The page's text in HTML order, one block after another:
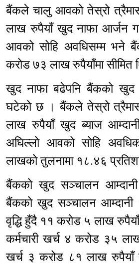
बैंकले चालु आवको तेस्रो
लाख रुपैयाँ खुद नाफा आर्जन
आवको सोहि अवधिसम्म भने
करोड ७३ लाख रुपैयाँमा सीमित
खुद नाफा बढेपनि बैंकको खुद
घटेको छ । बैंकले तेस्रो
लाख रुपैयाँ खुद ब्याज
अघिल्लो आवको सोहि
लाखको तुलनामा १८.४६
बैंकको खुद सञ्चालन
बैंकको खुद सञ्चालन
वृद्धि हुँदै ११ करोड ५ लाख
कर्मचारी खर्च ४ करोड ३५
खर्च ३ करोड ८१ लाख